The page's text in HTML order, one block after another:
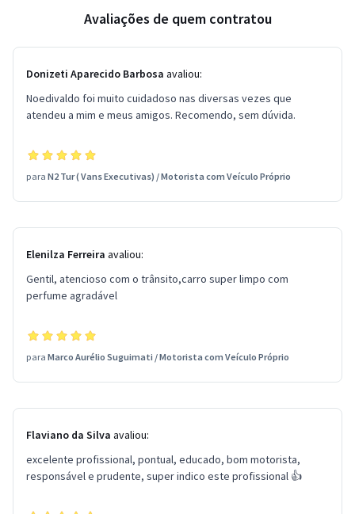
Avaliações de quem contratou
Donizeti Aparecido Barbosa avaliou:
Noedivaldo foi muito cuidadoso nas diversas vezes que
atendeu a mim e meus amigos. Recomendo, sem dúvida.
para N2 Tur ( Vans Executivas) /Motorista com Veículo Próprio
Elenilza Ferreira avaliou:
Gentil, atencioso com o trânsito,carro super limpo com
perfume agradável
para Marco Aurélio Suguimati /Motorista com Veículo Próprio
Flaviano da Silva avaliou:
excelente profissional, pontual, educado, bom motorista,
responsável e prudente, super indico este profissional 👍